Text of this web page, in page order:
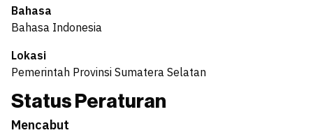
Bahasa
Bahasa Indonesia
Lokasi
Pemerintah Provinsi Sumatera Selatan
Status Peraturan
Mencabut